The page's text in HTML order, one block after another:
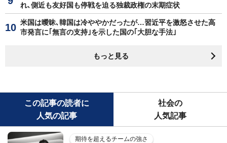
れ､側近も友好国も停戦を迫る独裁政権の末期症状
米国は曖昧､韓国は冷ややかだったが…習近平を激怒させた高
市発言に｢無言の支持｣を示した国の｢大胆な手法｣
もっと見る
この記事の読者に
人気の記事
社会の
人気記事
期待を超えるチームの強さ